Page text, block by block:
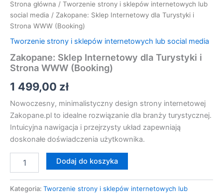
Strona główna / Tworzenie strony i sklepów internetowych lub
social media / Zakopane: Sklep Internetowy dla Turystyki i
Strona WWW (Booking)
Tworzenie strony i sklepów internetowych lub social media
Zakopane: Sklep Internetowy dla Turystyki i
Strona WWW (Booking)
1 499,00 zł
Nowoczesny, minimalistyczny design strony internetowej
Zakopane.pl to idealne rozwiązanie dla branży turystycznej.
Intuicyjna nawigacja i przejrzysty układ zapewniają
doskonałe doświadczenia użytkownika.
Dodaj do koszyka
Kategoria: Tworzenie strony i sklepów internetowych lub